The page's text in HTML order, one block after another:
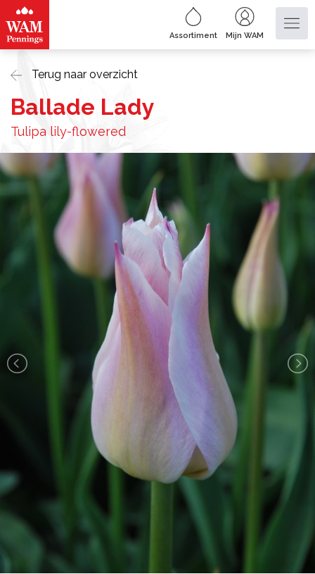
Assortiment Mijn WAM
Terug naar overzicht
Ballade Lady
Tulipa lily-flowered